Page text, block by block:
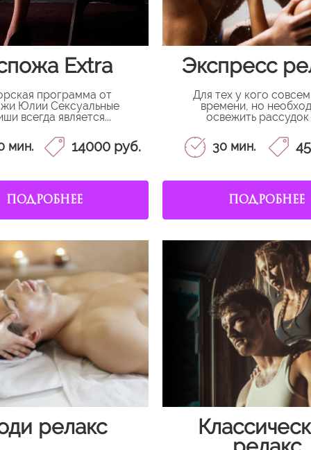
Extra
программа от
Юлии Сексуальные
всегда является...
мин. 14000 руб.
ПОДРОБНЕЕ
Экспресс
Для тех у кого
времени, но
освежить рассудок
30 мин.
ПОДРОБНЕЕ
релакс